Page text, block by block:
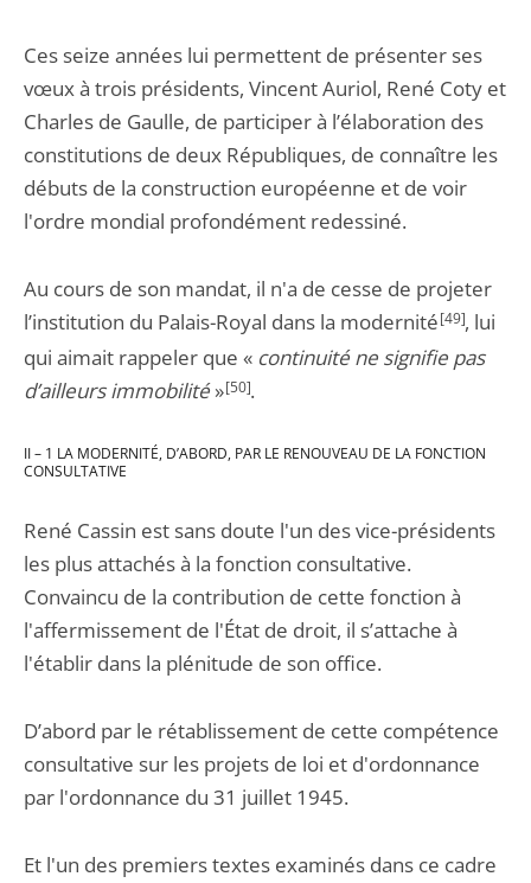
Ces seize années lui permettent de présenter ses
vœux à trois présidents, Vincent Auriol, René Coty et
Charles de Gaulle, de participer à l’élaboration des
constitutions de deux Républiques, de connaître les
débuts de la construction européenne et de voir
l'ordre mondial profondément redessiné.
Au cours de son mandat, il n'a de cesse de projeter
l’institution du Palais-Royal dans la modernité[49], lui
qui aimait rappeler que « continuité ne signifie pas
d’ailleurs immobilité»[50].
II – 1 LA MODERNITÉ, D’ABORD, PAR LE RENOUVEAU DE LA FONCTION
CONSULTATIVE
René Cassin est sans doute l'un des vice-présidents
les plus attachés à la fonction consultative.
Convaincu de la contribution de cette fonction à
l'affermissement de l'État de droit, il s’attache à
l'établir dans la plénitude de son office.
D’abord par le rétablissement de cette compétence
consultative sur les projets de loi et d'ordonnance
par l'ordonnance du 31 juillet 1945.
Et l'un des premiers textes examinés dans ce cadre